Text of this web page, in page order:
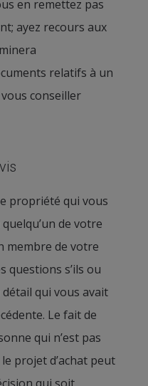
en remettez pas
ayez recours aux
relatifs à un
conseiller
propriété qui vous
de votre
membre de votre
questions s’ils ou
qui vous avait
Le fait de
qui n’est pas
projet d’achat peut